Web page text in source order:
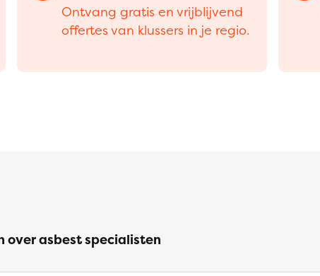
Ontvang gratis en vrijblijvend
offertes van klussers in je regio.
over asbest specialisten